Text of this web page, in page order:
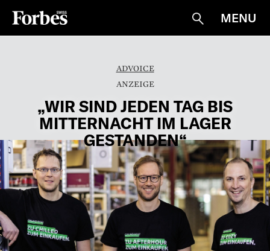
Suche
MENU
ADVOICE
„WIR SIND JEDEN TAG BIS
MITTERNACHT IM LAGER
GESTANDEN“